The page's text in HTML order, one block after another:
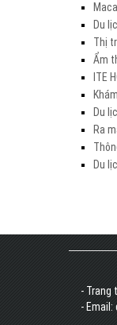
Du
Thị
Ẩm
ITE
Du
Ra
Du
- Trang
-